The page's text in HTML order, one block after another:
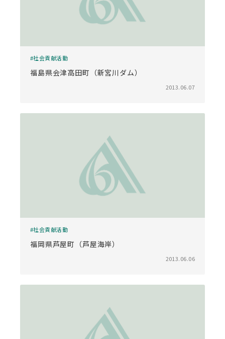
社会貢献活動
福島県会津高田町（新宮川ダム）
2013.06.07
社会貢献活動
福岡県芦屋町（芦屋海岸）
2013.06.06